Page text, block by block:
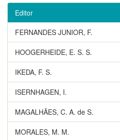
Editor
FERNANDES JUNIOR, F.
HOOGERHEIDE, E. S. S.
IKEDA, F. S.
ISERNHAGEN, I.
MAGALHÃES, C. A. de S.
MORALES, M. M.